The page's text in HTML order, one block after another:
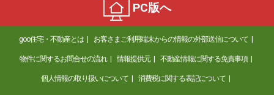
PC版へ
goo住宅・不動産とは お客さまご利用端末からの情報の外部送信について
物件に関するお問合せの流れ 情報提供元 不動産情報に関する免責事項
個人情報の取り扱いについて 消費税に関する表記について